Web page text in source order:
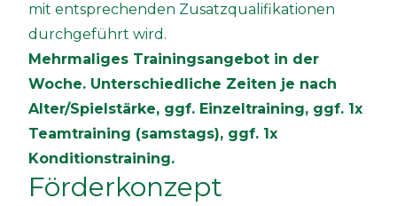
mit entsprechenden Zusatzqualifikationen
durchgeführt wird.
Mehrmaliges Trainingsangebot in der
Woche. Unterschiedliche Zeiten je nach
Alter/Spielstärke, ggf. Einzeltraining, ggf. 1x
Teamtraining (samstags), ggf. 1x
Konditionstraining.
Förderkonzept